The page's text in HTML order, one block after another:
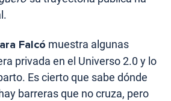
Falcó muestra algunas
privada en el Universo 2.0 y lo
Es cierto que sabe dónde
barreras que no cruza, pero